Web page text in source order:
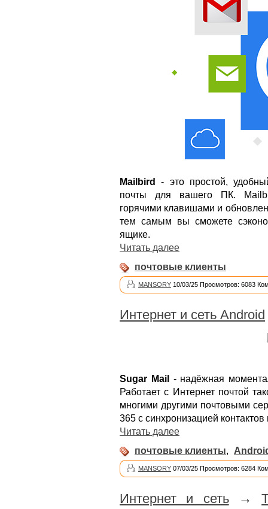
Mailbird
- это простой,
почты для вашего ПК.
горячими клавишами и
тем самым вы сможете
ящике.
Читать далее
почтовые клиенты
MANSORY 10/03/25 Просмотров: 6083
Интернет и сеть Android
Sugar Mail
- надёжная
Работает с Интернет почтой
многими другими почтовыми
365 с синхронизацией
Читать далее
почтовые клиенты,
MANSORY 07/03/25 Просмотров: 6284
Интернет и сеть→